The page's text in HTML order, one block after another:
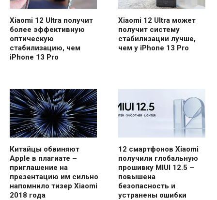
Xiaomi 12 Ultra получит
более эффективную
оптическую
стабилизацию, чем
iPhone 13 Pro
Xiaomi 12 Ultra может
получит систему
стабилизации лучше,
чем у iPhone 13 Pro
Китайцы обвиняют
Apple в плагиате –
приглашение на
презентацию им сильно
напомнило тизер Xiaomi
2018 года
12 смартфонов Xiaomi
получили глобальную
прошивку MIUI 12.5 –
повышена
безопасность и
устранены ошибки